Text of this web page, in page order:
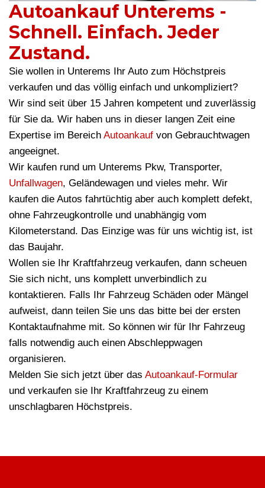
Autoankauf Unterems -
Schnell. Einfach. Jeder
Zustand.
Sie wollen in Unterems Ihr Auto zum Höchstpreis
verkaufen und das völlig einfach und unkompliziert?
Wir sind seit über 15 Jahren kompetent und zuverlässig
für Sie da. Wir haben uns in dieser langen Zeit eine
Expertise im Bereich Autoankauf von Gebrauchtwagen
angeeignet.
Wir kaufen rund um Unterems Pkw, Transporter,
Unfallwagen, Geländewagen und vieles mehr. Wir
kaufen die Autos fahrtüchtig aber auch komplett defekt,
ohne Fahrzeugkontrolle und unabhängig vom
Kilometerstand. Das Einzige was für uns wichtig ist, ist
das Baujahr.
Wollen sie Ihr Kraftfahrzeug verkaufen, dann scheuen
Sie sich nicht, uns komplett unverbindlich zu
kontaktieren. Falls Ihr Fahrzeug Schäden oder Mängel
aufweist, dann teilen Sie uns das bitte bei der ersten
Kontaktaufnahme mit. So können wir für Ihr Fahrzeug
falls notwendig auch einen Abschleppwagen
organisieren.
Melden Sie sich jetzt über das Autoankauf-Formular
und verkaufen sie Ihr Kraftfahrzeug zu einem
unschlagbaren Höchstpreis.